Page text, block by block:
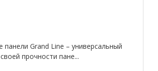
Grand Line – универсальный
прочности пане...